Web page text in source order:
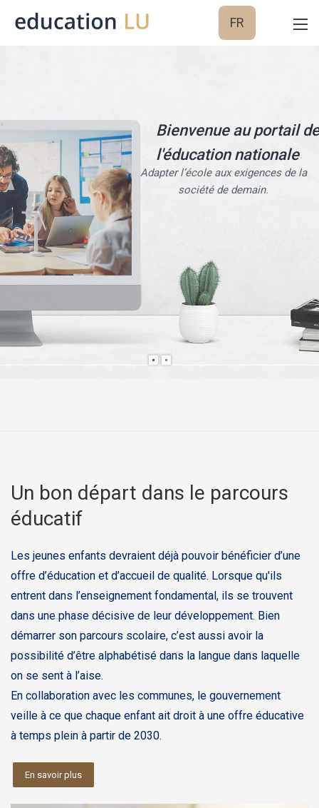
FR
Bienvenue au portail de
l'éducation nationale
Adapter l’école aux exigences de la
société de demain.
Un bon départ dans le parcours
éducatif
Les jeunes enfants devraient déjà pouvoir bénéficier d’une
offre d’éducation et d’accueil de qualité. Lorsque qu'ils
entrent dans l’enseignement fondamental, ils se trouvent
dans une phase décisive de leur développement. Bien
démarrer son parcours scolaire, c’est aussi avoir la
possibilité d’être alphabétisé dans la langue dans laquelle
on se sent à l’aise.
En collaboration avec les communes, le gouvernement
veille à ce que chaque enfant ait droit à une offre éducative
à temps plein à partir de 2030.
En savoir plus